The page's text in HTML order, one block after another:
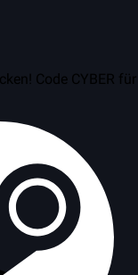
Code CYBER für